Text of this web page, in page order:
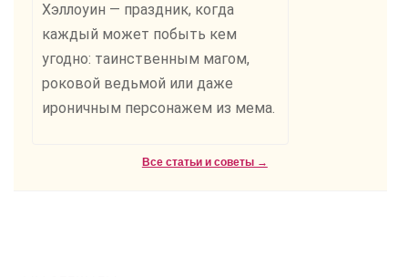
Хэллоуин — праздник, когда
каждый может побыть кем
угодно: таинственным магом,
роковой ведьмой или даже
ироничным персонажем из мема.
Все статьи и советы →